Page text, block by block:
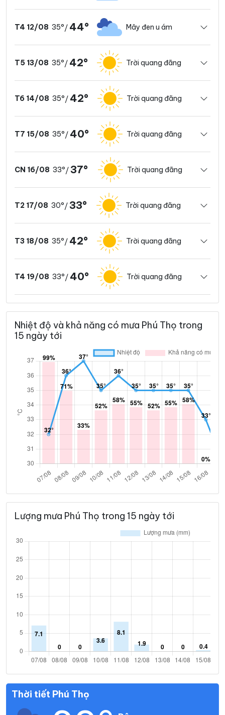
T4 12/08 35°/ 44° Mây đen u ám
T5 13/08 35°/ 42° Trời quang đãng
T6 14/08 35°/ 42° Trời quang đãng
T7 15/08 35°/ 40° Trời quang đãng
CN 16/08 33°/ 37° Trời quang đãng
T2 17/08 30°/ 33° Trời quang đãng
T3 18/08 35°/ 42° Trời quang đãng
T4 19/08 33°/ 40° Trời quang đãng
Nhiệt độ và khả năng có mưa Phú Thọ trong
15 ngày tới
Lượng mưa Phú Thọ trong 15 ngày tới
Thời tiết Phú Thọ